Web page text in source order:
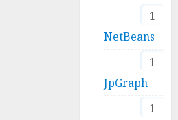
1
NetBeans
1
JpGraph
1